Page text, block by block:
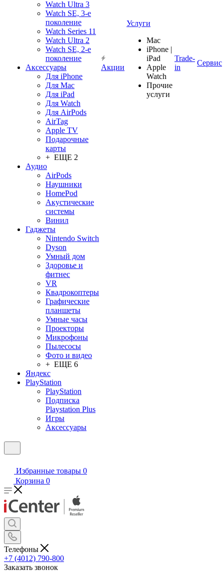
Watch Ultra 3
Watch SE, 3-е
поколение
Watch Series 11
Watch Ultra 2
Watch SE, 2-е
поколение
Аксессуары
Для iPhone
Для Mac
Для iPad
Для Watch
Для AirPods
AirTag
Apple TV
Подарочные
карты
+ ЕЩЕ 2
Аудио
AirPods
Наушники
HomePod
Акустические
системы
Винил
Гаджеты
Nintendo Switch
Dyson
Умный дом
Здоровье и
фитнес
VR
Квадрокоптеры
Графические
планшеты
Умные часы
Проекторы
Микрофоны
Пылесосы
Фото и видео
+ ЕЩЕ 6
Яндекс
PlayStation
PlayStation
Подписка
Playstation Plus
Игры
Аксессуары
Акции
Услуги
Mac
iPhone |
iPad
Apple
Watch
Прочие
услуги
Trade-
in
Сервис
Избранные товары 0
Корзина 0
Телефоны
+7 (4012) 790-800
Заказать звонок